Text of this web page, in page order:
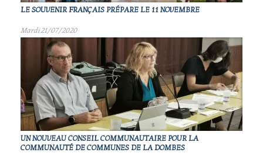
LE SOUVENIR FRANÇAIS PRÉPARE LE 11 NOVEMBRE
Mardi 21/07/2020
UN NOUVEAU CONSEIL COMMUNAUTAIRE POUR LA
COMMUNAUTÉ DE COMMUNES DE LA DOMBES